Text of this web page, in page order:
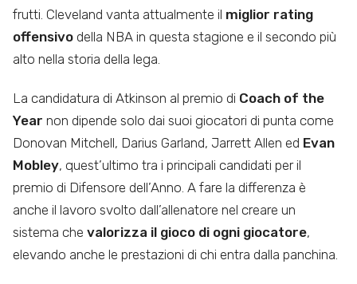
frutti. Cleveland vanta attualmente il miglior rating
offensivo della NBA in questa stagione e il secondo più
alto nella storia della lega.
La candidatura di Atkinson al premio di Coach of the
Year non dipende solo dai suoi giocatori di punta come
Donovan Mitchell, Darius Garland, Jarrett Allen ed Evan
Mobley, quest’ultimo tra i principali candidati per il
premio di Difensore dell’Anno. A fare la differenza è
anche il lavoro svolto dall’allenatore nel creare un
sistema che valorizza il gioco di ogni giocatore,
elevando anche le prestazioni di chi entra dalla panchina.